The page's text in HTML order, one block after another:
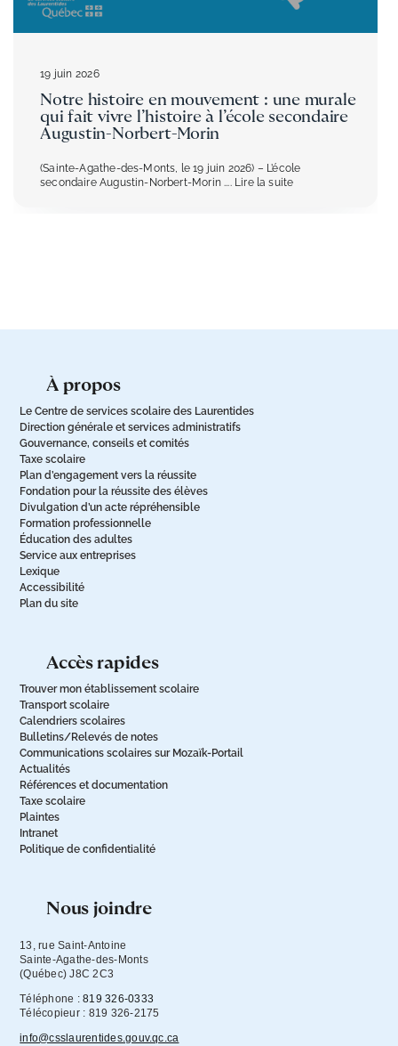
19 juin 2026
Notre histoire en mouvement : une murale
qui fait vivre l’histoire à l’école secondaire
Augustin-Norbert-Morin
(Sainte-Agathe-des-Monts, le 19 juin 2026) – L’école
secondaire Augustin-Norbert-Morin.... Lire la suite
à propos
Le Centre de services scolaire des Laurentides
Direction générale et services administratifs
Gouvernance, conseils et comités
Taxe scolaire
Plan d’engagement vers la réussite
Fondation pour la réussite des élèves
Divulgation d’un acte répréhensible
Formation professionnelle
Éducation des adultes
Service aux entreprises
Lexique
Accessibilité
Plan du site
accès rapides
Trouver mon établissement scolaire
Transport scolaire
Calendriers scolaires
Bulletins/Relevés de notes
Communications scolaires sur Mozaïk-Portail
Actualités
Références et documentation
Taxe scolaire
Plaintes
Intranet
Politique de confidentialité
nous joindre
13, rue Saint-Antoine
Sainte-Agathe-des-Monts
(Québec) J8C 2C3
Téléphone :819 326-0333
Télécopieur : 819 326-2175
info@csslaurentides.gouv.qc.ca